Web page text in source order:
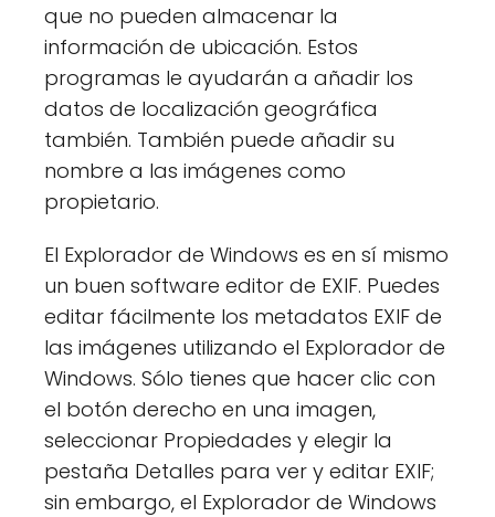
que no pueden almacenar la
información de ubicación. Estos
programas le ayudarán a añadir los
datos de localización geográfica
también. También puede añadir su
nombre a las imágenes como
propietario.
El Explorador de Windows es en sí mismo
un buen software editor de EXIF. Puedes
editar fácilmente los metadatos EXIF de
las imágenes utilizando el Explorador de
Windows. Sólo tienes que hacer clic con
el botón derecho en una imagen,
seleccionar Propiedades y elegir la
pestaña Detalles para ver y editar EXIF;
sin embargo, el Explorador de Windows